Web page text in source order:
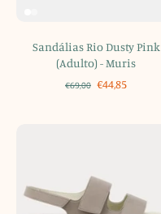
Sandálias Rio Dusty Pink
(Adulto) - Muris
€69,00 €44,85